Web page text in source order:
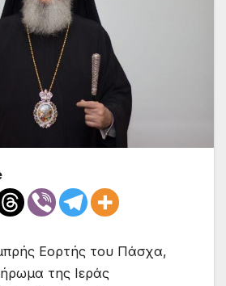
Εορτής του Πάσχα,
της Ιεράς